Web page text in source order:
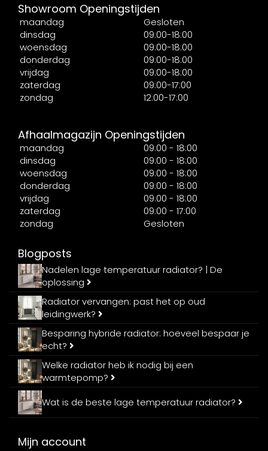
Showroom Openingstijden
maandag
Gesloten
dinsdag
09:00-18:00
woensdag
09:00-18:00
donderdag
09:00-18:00
vrijdag
09:00-18:00
zaterdag
09:00-17:00
zondag
12:00-17:00
Afhaalmagazijn Openingstijden
maandag
09:00 - 18:00
dinsdag
09:00 - 18:00
woensdag
09:00 - 18:00
donderdag
09:00 - 18:00
vrijdag
09:00 - 18:00
zaterdag
09:00 - 17:00
zondag
Gesloten
Blogposts
Nadelen lage temperatuur radiator? | De
oplossing
Radiator vervangen: past het op oud
leidingwerk?
Besparing hybride radiator: hoeveel bespaar je
echt?
Welke radiator heb ik nodig bij een
warmtepomp?
Wat is de beste lage temperatuur radiator?
Mijn account